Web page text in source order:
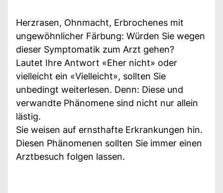
Herzrasen, Ohnmacht, Erbrochenes mit
ungewöhnlicher Färbung: Würden Sie wegen
dieser Symptomatik zum Arzt gehen?
Lautet Ihre Antwort «Eher nicht» oder
vielleicht ein «Vielleicht», sollten Sie
unbedingt weiterlesen. Denn: Diese und
verwandte Phänomene sind nicht nur allein
lästig.
Sie weisen auf ernsthafte Erkrankungen hin.
Diesen Phänomenen sollten Sie immer einen
Arztbesuch folgen lassen.